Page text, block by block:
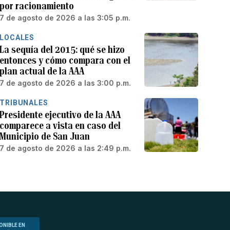
por racionamiento
7 de agosto de 2026 a las 3:05 p.m.
LOCALES
La sequía del 2015: qué se hizo
entonces y cómo compara con el
plan actual de la AAA
7 de agosto de 2026 a las 3:00 p.m.
TRIBUNALES
Presidente ejecutivo de la AAA
comparece a vista en caso del
Municipio de San Juan
7 de agosto de 2026 a las 2:49 p.m.
EN